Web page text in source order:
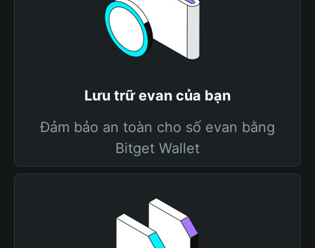
Lưu trữ evan của bạn
Đảm bảo an toàn cho số evan bằng
Bitget Wallet